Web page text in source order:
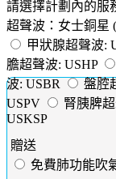
請選擇計劃內的服
超聲波：女士銅星
甲狀腺超聲波:
膽超聲波: USHP
波: USBR
盤腔
USPV
腎胰脾
USKSP
贈送
免費肺功能吹